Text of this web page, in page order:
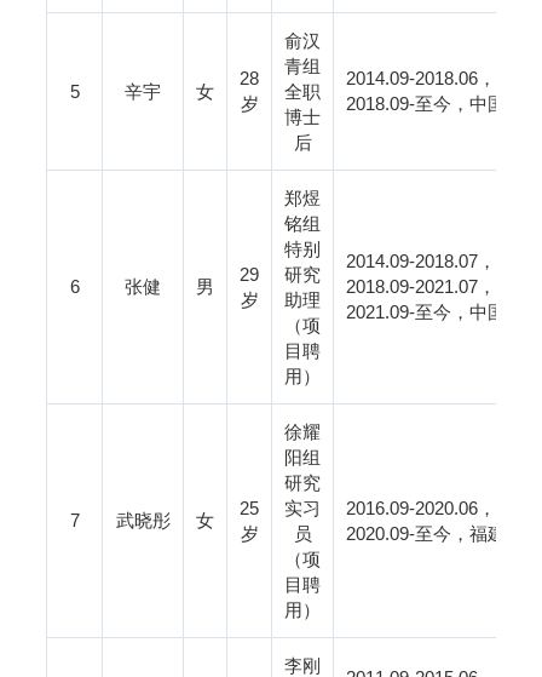
5 辛宇 女
28
岁
俞汉
青组
全职
博士
后
2014.09-2018.06 ，郑
2018.09-至今，中国科
6 张健 男
29
岁
郑煜
铭组
特别
研究
助理
（项
目聘
用）
2014.09-2018.07 ，南
2018.09-2021.07 ，南
2021.09-至今，中国科
7 武晓彤 女
25
岁
徐耀
阳组
研究
实习
员
（项
目聘
用）
2016.09-2020.06 ，安
2020.09-至今，福建农
李刚